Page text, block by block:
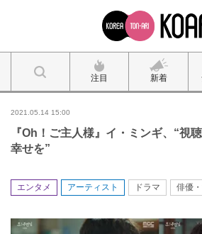
注目 新着
2021.05.14 15:00
『Oh！ご主人様』イ・ミンギ、“視
幸せを”
エンタメ アーティスト ドラマ 俳優